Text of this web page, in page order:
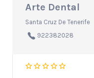
Arte Dental
Santa Cruz De Tenerife
922382028